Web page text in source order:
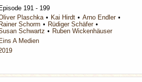
Episode 191 - 199
Plaschka Kai Hirdt
Arno Endler
Rainer Schorm
Rüdiger Schäfer
Schwartz
Ruben Wickenhäuser
Eins A Medien